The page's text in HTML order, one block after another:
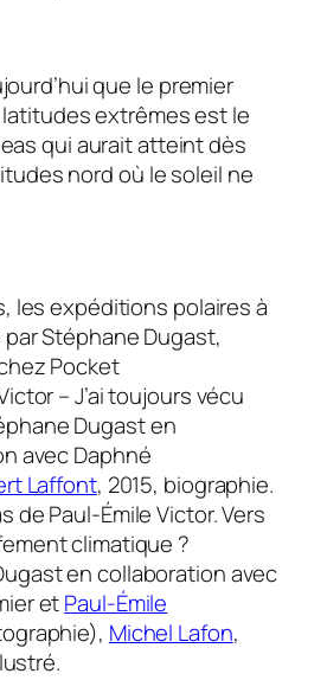
que le premier
extrêmes est le
qui aurait atteint dès
nord où le soleil ne
les expéditions polaires à
par Stéphane Dugast,
Pocket
– J’ai toujours vécu
Dugast en
avec Daphné
Laffont, 2015, biographie.
de Paul-Émile Victor. Vers
climatique ?
en collaboration avec
etPaul-Émile
Michel Lafon,